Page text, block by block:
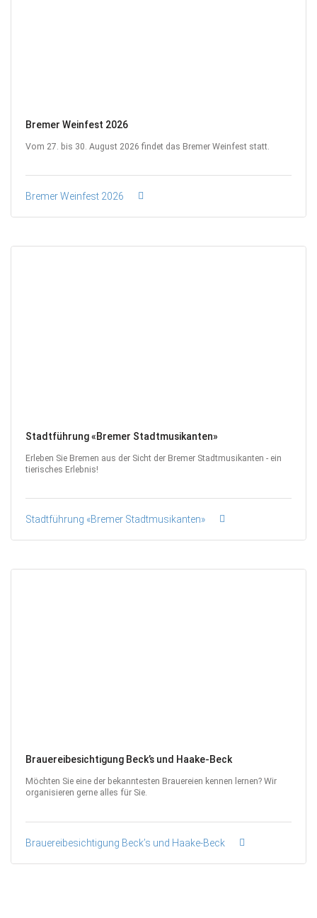
Bremer Weinfest 2026
Vom 27. bis 30. August 2026 findet das Bremer Weinfest statt.
Bremer Weinfest 2026
Stadtführung «Bremer Stadtmusikanten»
Erleben Sie Bremen aus der Sicht der Bremer Stadtmusikanten - ein
tierisches Erlebnis!
Stadtführung «Bremer Stadtmusikanten»
Brauereibesichtigung Beck’s und Haake-Beck
Möchten Sie eine der bekanntesten Brauereien kennen lernen? Wir
organisieren gerne alles für Sie.
Brauereibesichtigung Beck’s und Haake-Beck